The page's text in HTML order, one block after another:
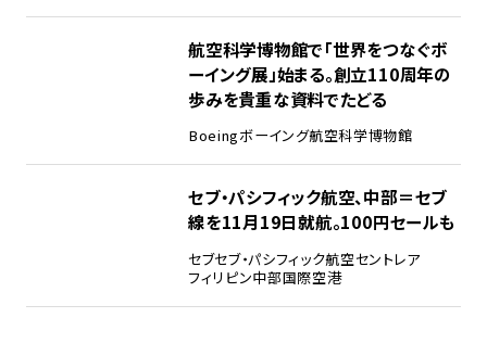
航空科学博物館で「世界をつなぐボ
ーイング展」始まる。創立110周年の
歩みを貴重な資料でたどる
Boeingボーイング航空科学博物館
セブ・パシフィック航空、中部＝セブ
線を11月19日就航。100円セールも
セブセブ・パシフィック航空セントレア
フィリピン中部国際空港